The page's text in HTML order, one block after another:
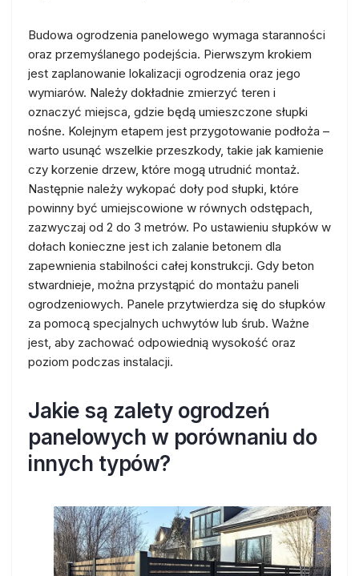
Budowa ogrodzenia panelowego wymaga staranności
oraz przemyślanego podejścia. Pierwszym krokiem
jest zaplanowanie lokalizacji ogrodzenia oraz jego
wymiarów. Należy dokładnie zmierzyć teren i
oznaczyć miejsca, gdzie będą umieszczone słupki
nośne. Kolejnym etapem jest przygotowanie podłoża –
warto usunąć wszelkie przeszkody, takie jak kamienie
czy korzenie drzew, które mogą utrudnić montaż.
Następnie należy wykopać doły pod słupki, które
powinny być umiejscowione w równych odstępach,
zazwyczaj od 2 do 3 metrów. Po ustawieniu słupków w
dołach konieczne jest ich zalanie betonem dla
zapewnienia stabilności całej konstrukcji. Gdy beton
stwardnieje, można przystąpić do montażu paneli
ogrodzeniowych. Panele przytwierdza się do słupków
za pomocą specjalnych uchwytów lub śrub. Ważne
jest, aby zachować odpowiednią wysokość oraz
poziom podczas instalacji.
Jakie są zalety ogrodzeń
panelowych w porównaniu do
innych typów?